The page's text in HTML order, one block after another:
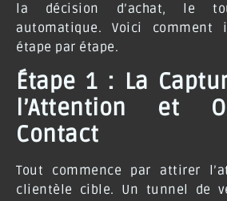
la décision d’achat, le
automatique. Voici comment
étape par étape.
Étape 1 : La
l’Attention et
Contact
Tout commence par attirer
clientèle cible. Un tunnel de